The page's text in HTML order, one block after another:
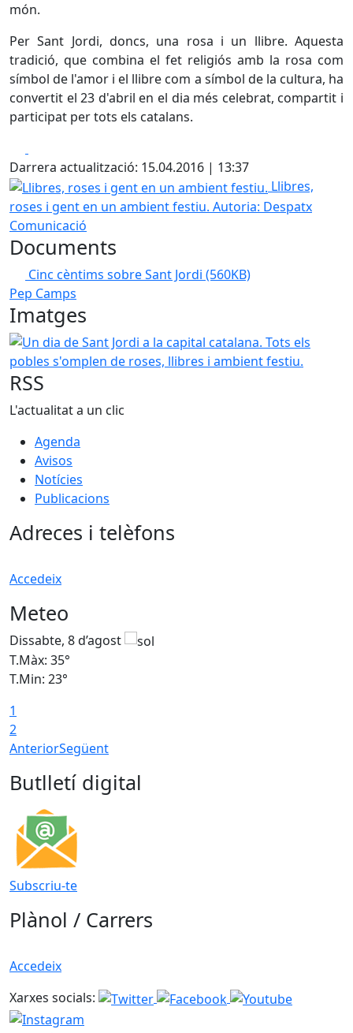
món.
Per Sant Jordi, doncs, una rosa i un llibre. Aquesta
tradició, que combina el fet religiós amb la rosa com
símbol de l'amor i el llibre com a símbol de la cultura, ha
convertit el 23 d'abril en el dia més celebrat, compartit i
participat per tots els catalans.
Darrera actualització: 15.04.2016 | 13:37
Llibres, roses i gent en un ambient festiu.
Llibres,
roses i gent en un ambient festiu. Autoria: Despatx
Comunicació
Documents
Cinc cèntims sobre Sant Jordi (560KB)
Pep Camps
Imatges
Un dia de Sant Jordi a la capital catalana. Tots els
RSS
L'actualitat a un clic
Agenda
Avisos
Notícies
Publicacions
Adreces i telèfons
Accedeix
Meteo
Dissabte, 8 d’agost
T.Màx: 35°
T.Min: 23°
1
2
AnteriorSegüent
Butlletí digital
Subscriu-te
Plànol / Carrers
Accedeix
Xarxes socials: